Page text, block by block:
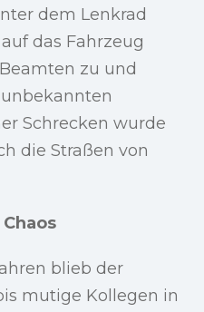
dem Lenkrad
das Fahrzeug
zu und
Schrecken wurde
die Straßen von
blieb der
mutige Kollegen in